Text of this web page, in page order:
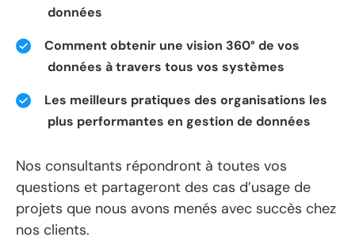
données
Comment obtenir une vision 360° de vos
données à travers tous vos systèmes
Les meilleurs pratiques des organisations les
plus performantes en gestion de données
Nos consultants répondront à toutes vos
questions et partageront des cas d’usage de
projets que nous avons menés avec succès chez
nos clients.